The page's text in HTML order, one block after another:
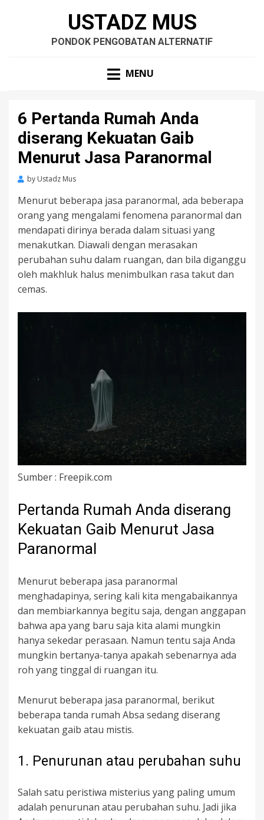
USTADZ MUS
PONDOK PENGOBATAN ALTERNATIF
MENU
6 Pertanda Rumah Anda
diserang Kekuatan Gaib
Menurut Jasa Paranormal
by Ustadz Mus
Menurut beberapa jasa paranormal, ada beberapa
orang yang mengalami fenomena paranormal dan
mendapati dirinya berada dalam situasi yang
menakutkan. Diawali dengan merasakan
perubahan suhu dalam ruangan, dan bila diganggu
oleh makhluk halus menimbulkan rasa takut dan
cemas.
Sumber : Freepik.com
Pertanda Rumah Anda diserang
Kekuatan Gaib Menurut Jasa
Paranormal
Menurut beberapa jasa paranormal
menghadapinya, sering kali kita mengabaikannya
dan membiarkannya begitu saja, dengan anggapan
bahwa apa yang baru saja kita alami mungkin
hanya sekedar perasaan. Namun tentu saja Anda
mungkin bertanya-tanya apakah sebenarnya ada
roh yang tinggal di ruangan itu.
Menurut beberapa jasa paranormal, berikut
beberapa tanda rumah Absa sedang diserang
kekuatan gaib atau mistis.
1. Penurunan atau perubahan suhu
Salah satu peristiwa misterius yang paling umum
adalah penurunan atau perubahan suhu. Jadi jika